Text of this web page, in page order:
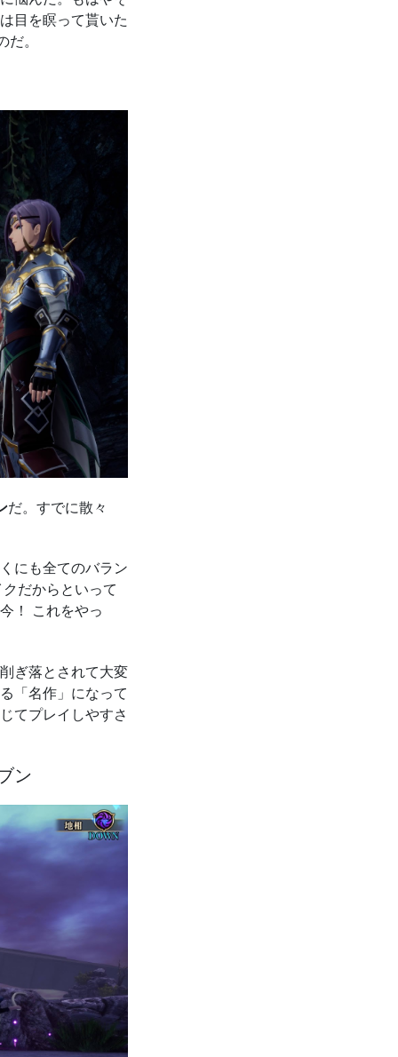
目を瞑って貰いた
。
だ。すでに散々
にも全てのバラン
だからといって
！ これをやっ
ぎ落とされて大変
「名作」になって
てプレイしやすさ
ン